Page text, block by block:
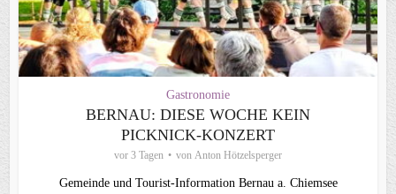
Gastronomie
BERNAU: DIESE WOCHE KEIN
PICKNICK-KONZERT
vor 3 Tagen von Anton Hötzelsperger
Gemeinde und Tourist-Information Bernau a. Chiemsee